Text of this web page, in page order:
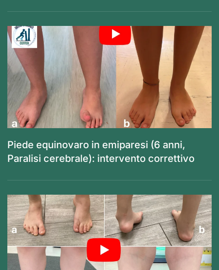
Piede equinovaro in emiparesi (6 anni,
Paralisi cerebrale): intervento correttivo